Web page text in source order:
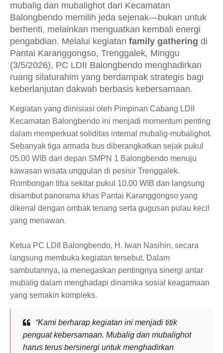
mubalig dan mubalighot dari Kecamatan
Balongbendo memilih jeda sejenak—bukan untuk
berhenti, melainkan menguatkan kembali energi
pengabdian. Melalui kegiatan family gathering di
Pantai Karanggongso, Trenggalek, Minggu
(3/5/2026), PC LDII Balongbendo menghadirkan
ruang silaturahim yang berdampak strategis bagi
keberlanjutan dakwah berbasis kebersamaan.
Kegiatan yang diinisiasi oleh Pimpinan Cabang LDII
Kecamatan Balongbendo ini menjadi momentum penting
dalam memperkuat soliditas internal mubalig-mubalighot.
Sebanyak tiga armada bus diberangkatkan sejak pukul
05.00 WIB dari depan SMPN 1 Balongbendo menuju
kawasan wisata unggulan di pesisir Trenggalek.
Rombongan tiba sekitar pukul 10.00 WIB dan langsung
disambut panorama khas Pantai Karanggongso yang
dikenal dengan ombak tenang serta gugusan pulau kecil
yang menawan.
Ketua PC LDII Balongbendo, H. Iwan Nasihin, secara
langsung membuka kegiatan tersebut. Dalam
sambutannya, ia menegaskan pentingnya sinergi antar
mubalig dalam menghadapi dinamika sosial keagamaan
yang semakin kompleks.
“Kami berharap kegiatan ini menjadi titik
penguat kebersamaan. Mubalig dan mubalighot
harus terus bersinergi untuk menghadirkan